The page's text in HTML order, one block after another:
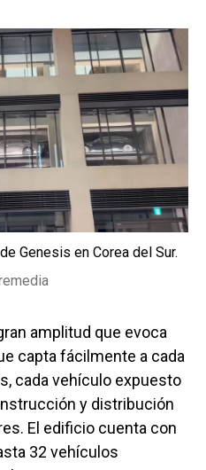
Genesis en Corea del Sur.
amplitud que evoca
capta fácilmente a cada
cada vehículo expuesto
y distribución
El edificio cuenta con
32 vehículos